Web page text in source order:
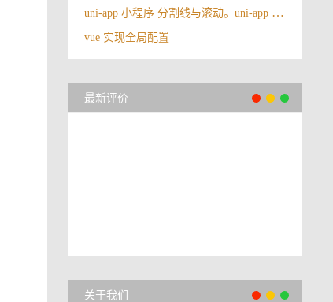
uni-app 小程序 分割线与滚动。uni-app 中占满剩下高度，并且在剩下高度里边滚动
vue 实现全局配置
最新评价
关于我们